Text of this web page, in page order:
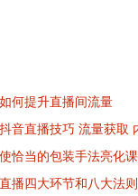
何提升直播间流量
音直播技巧 流量获取
恰当的包装手法亮化
播四大环节和八大法则